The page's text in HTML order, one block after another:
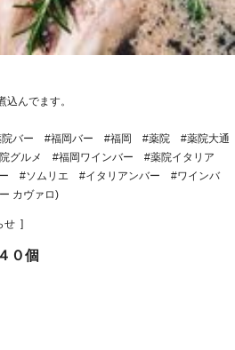
んでます。
バー #福岡バー #福岡 #薬院 #薬院大通
ルメ #福岡ワインバー #薬院イタリア
#ソムリエ #イタリアンバー #ワインバ
カヴァロ)
せ ]
０個